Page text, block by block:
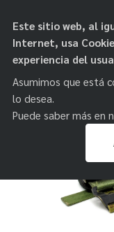
Este sitio web, al
Internet, usa
experiencia del
Asumimos que está
lo desea.
Puede saber más en